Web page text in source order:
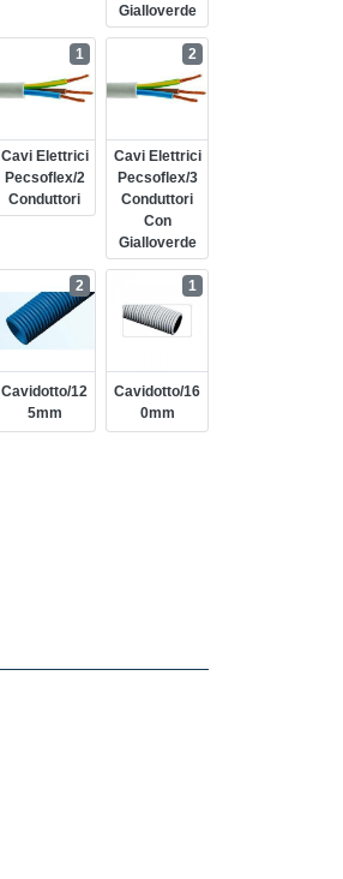
Gialloverde
Cavi Elettrici
Pecsoflex/2
Conduttori
1
Cavi Elettrici
Pecsoflex/3
Conduttori
Con
Gialloverde
2
Cavidotto/12
5mm
2
Cavidotto/16
0mm
1